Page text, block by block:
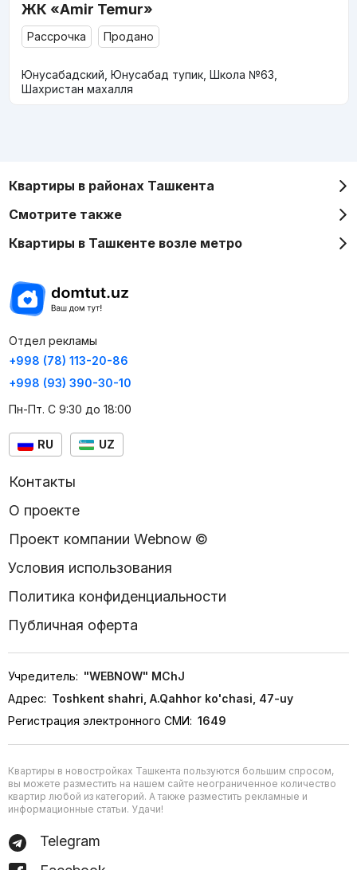
ЖК «Amir Temur»
Рассрочка Продано
Юнусабадский, Юнусабад тупик, Школа №63,
Шахристан махалля
Квартиры в районах Ташкента
Смотрите также
Квартиры в Ташкенте возле метро
Отдел рекламы
+998 (78) 113-20-86
+998 (93) 390-30-10
Пн-Пт. С 9:30 до 18:00
RU UZ
Контакты
О проекте
Проект компании Webnow ©
Условия использования
Политика конфиденциальности
Публичная оферта
Учредитель: "WEBNOW" MChJ
Адрес: Toshkent shahri, A.Qahhor ko'chasi, 47-uy
Регистрация электронного СМИ: 1649
Квартиры в новостройках Ташкента пользуются большим спросом,
вы можете разместить на нашем сайте неограниченное количество
квартир любой из категорий. А также разместить рекламные и
информационные статьи. Удачи!
Telegram